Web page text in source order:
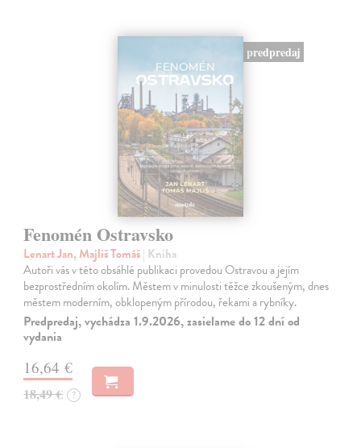
predpredaj
Fenomén Ostravsko
Lenart Jan, Majliš Tomáš| Kniha
Autoři vás v této obsáhlé publikaci provedou Ostravou a jejím
bezprostředním okolím. Městem v minulosti těžce zkoušeným, dnes
městem moderním, obklopeným přírodou, řekami a rybníky.
Predpredaj, vychádza 1.9.2026, zasielame do 12 dní od
vydania
16,64 €
18,49 € ?